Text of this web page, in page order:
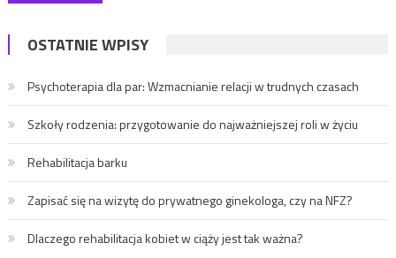
OSTATNIE WPISY
Psychoterapia dla par: Wzmacnianie relacji w trudnych czasach
Szkoły rodzenia: przygotowanie do najważniejszej roli w życiu
Rehabilitacja barku
Zapisać się na wizytę do prywatnego ginekologa, czy na NFZ?
Dlaczego rehabilitacja kobiet w ciąży jest tak ważna?